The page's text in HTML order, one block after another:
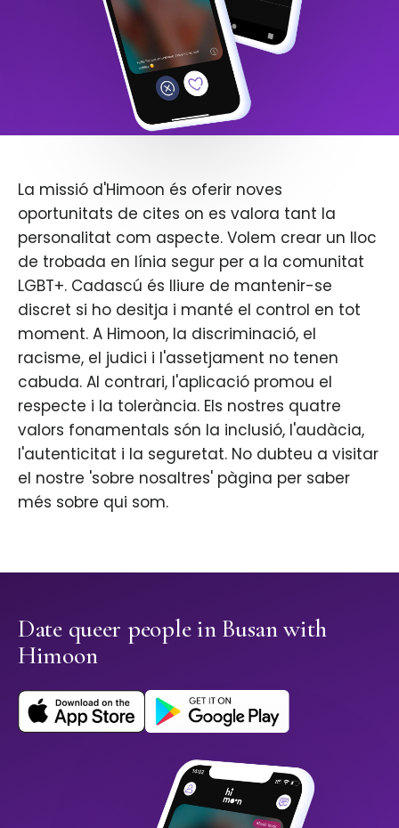
La missió d'Himoon és oferir noves
oportunitats de cites on es valora tant la
personalitat com aspecte. Volem crear un lloc
de trobada en línia segur per a la comunitat
LGBT+. Cadascú és lliure de mantenir-se
discret si ho desitja i manté el control en tot
moment. A Himoon, la discriminació, el
racisme, el judici i l'assetjament no tenen
cabuda. Al contrari, l'aplicació promou el
respecte i la tolerància. Els nostres quatre
valors fonamentals són la inclusió, l'audàcia,
l'autenticitat i la seguretat. No dubteu a visitar
el nostre 'sobre nosaltres' pàgina per saber
més sobre qui som.
Date queer people in Busan with
Himoon